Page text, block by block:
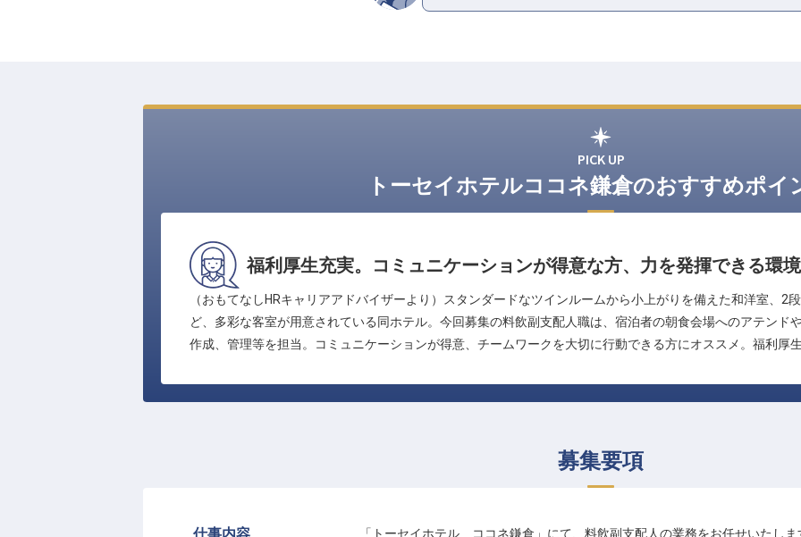
PICK UP
トーセイホテルココネ鎌倉のおすすめポイ
福利厚生充実。コミュニケーションが得意な方、力を発揮できる環
（おもてなしHRキャリアアドバイザーより）スタンダードなツインルームから小上がりを備えた和洋室、2
ど、多彩な客室が用意されている同ホテル。今回募集の料飲副支配人職は、宿泊者の朝食会場へのアテンド
作成、管理等を担当。コミュニケーションが得意、チームワークを大切に行動できる方にオススメ。福利厚
募集要項
「トーセイホテル ココネ鎌倉」にて、料飲副支配人の業務をお任せいたしま